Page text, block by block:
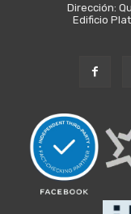
Dirección:
Edificio